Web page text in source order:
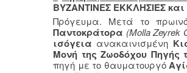
ΒΥΖΑΝΤΙΝΕΣ ΕΚΚΛΗΣΙΕΣ
Πρόγευμα. Μετά το
Παντοκράτορα (Molla
ισόγεια ανακαινισμένη
Μονή της Ζωοδόχου Πηγής
πηγή με το θαυματουργό